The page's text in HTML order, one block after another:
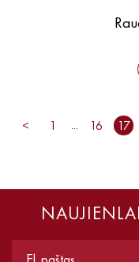
< 1 ... 16 17